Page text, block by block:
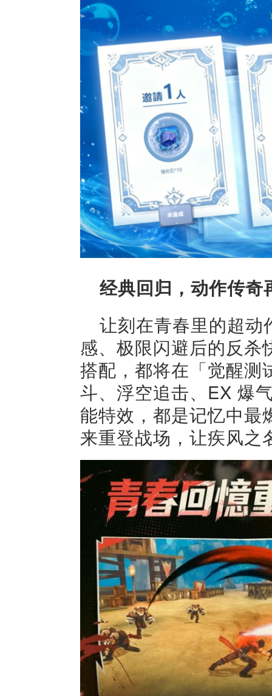
经典回归，动作传奇
让刻在青春里的超动
感、极限闪避后的反杀
搭配，都将在「觉醒测
斗、浮空追击、EX 爆
能特效，都是记忆中最
来重登战场，让疾风之